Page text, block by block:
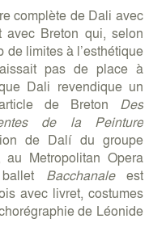
complète de Dali avec
avec Breton qui, selon
de limites à l’esthétique
pas de place à
Dali revendique un
de Breton Des
de la Peinture
de Dalí du groupe
Metropolitan Opera
Bacchanaleest
avec livret, costumes
de Léonide